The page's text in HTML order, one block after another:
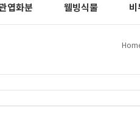
엽화분 웰빙식물 비